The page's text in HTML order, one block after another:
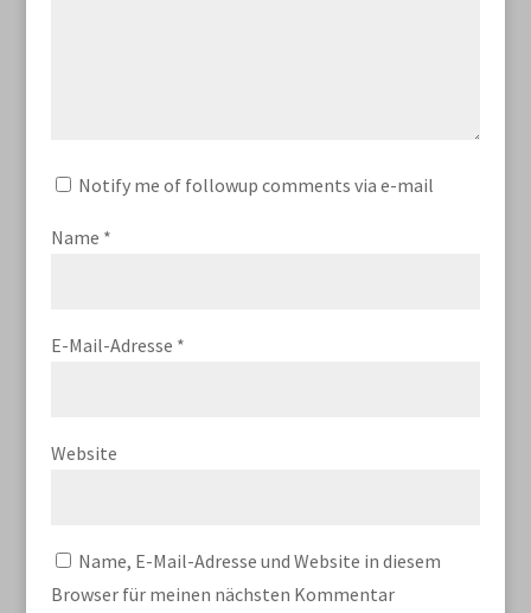
Notify me of followup comments via e-mail
Name *
E-Mail-Adresse *
Website
Name, E-Mail-Adresse und Website in diesem
Browser für meinen nächsten Kommentar